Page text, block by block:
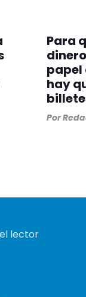
Para
papel
hay
Por
lector